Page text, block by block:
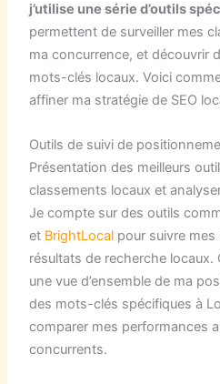
j’utilise une série d’outils
permettent de surveiller mes
ma concurrence, et découvrir
mots-clés locaux. Voici
affiner ma stratégie de SEO
Outils de suivi de
Présentation des meilleurs
classements locaux et
Je compte sur des outils
et BrightLocalpour suivre mes
résultats de recherche
une vue d’ensemble de ma
des mots-clés spécifiques à
comparer mes performances
concurrents.